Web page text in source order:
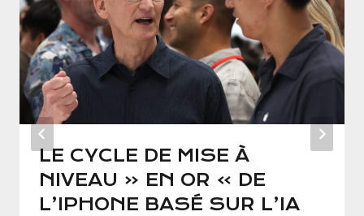
LE CYCLE DE MISE À
NIVEAU « EN OR » DE
L’IPHONE BASÉ SUR L’IA